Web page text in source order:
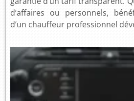
d’affaires ou personnels,
d’un chauffeur professionnel